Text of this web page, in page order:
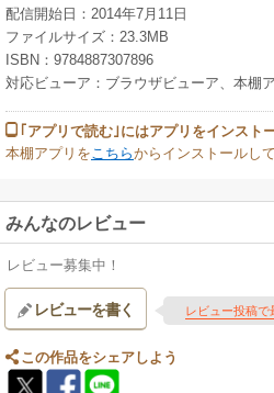
配信開始日：2014年7月11日
ファイルサイズ：23.3MB
ISBN：9784887307896
対応ビューア：ブラウザビューア、本棚
｢アプリで読む｣にはアプリをインスト
本棚アプリを こちらからインストールし
みんなのレビュー
レビュー募集中！
レビューを書く レビュー投稿で
この作品をシェアしよう